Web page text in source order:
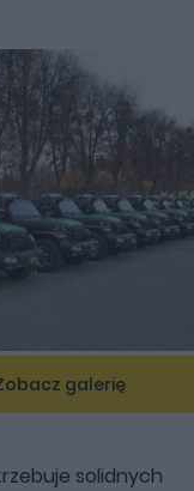
galerię
solidnych